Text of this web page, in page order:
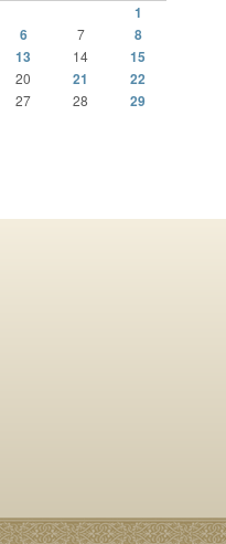
1
6 7 8
13 14 15
20 21
22
27 28 29